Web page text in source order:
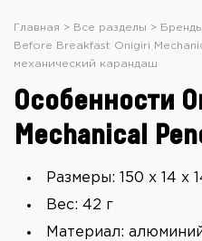
Главная Все разделы Бренды
Before Breakfast Onigiri
механический карандаш
Особенности
Mechanical
Размеры: 150 x 14 x
Вес: 42 г
Материал: